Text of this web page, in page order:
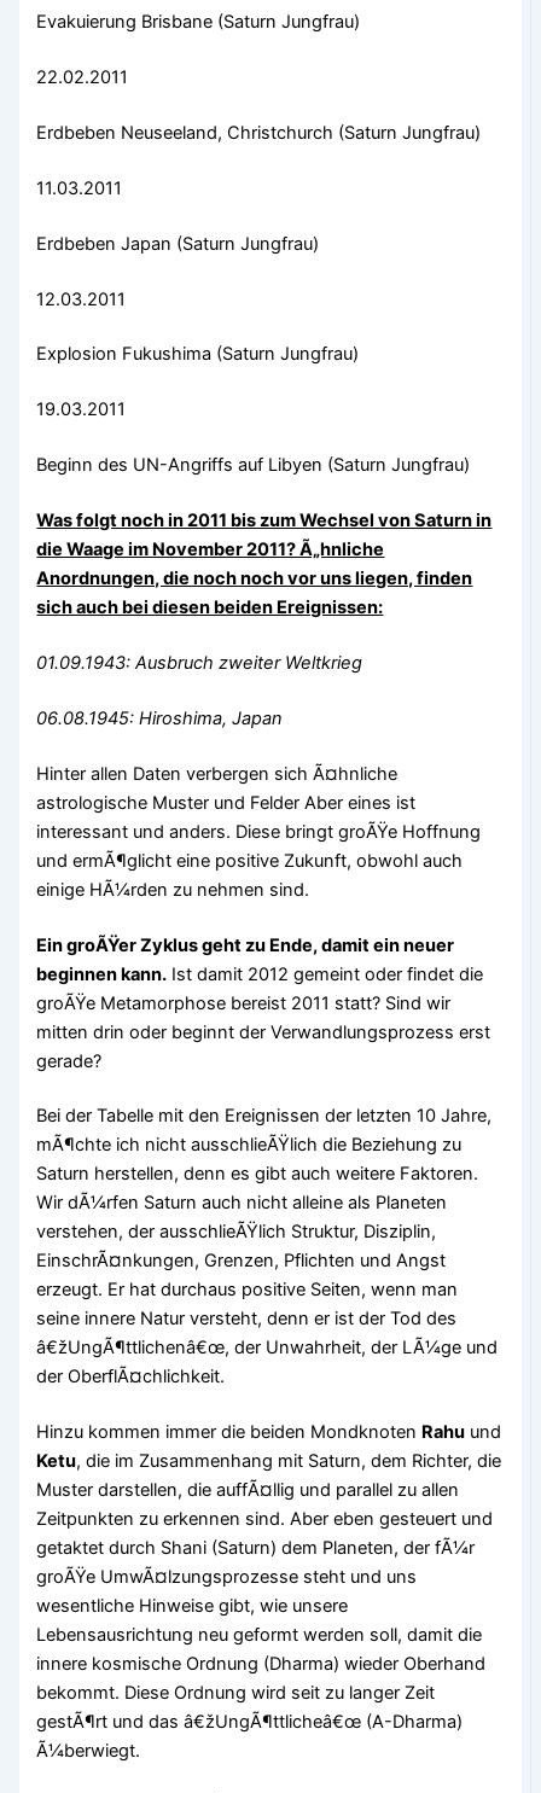
Evakuierung Brisbane (Saturn Jungfrau)
22.02.2011
Erdbeben Neuseeland, Christchurch (Saturn Jungfrau)
11.03.2011
Erdbeben Japan (Saturn Jungfrau)
12.03.2011
Explosion Fukushima (Saturn Jungfrau)
19.03.2011
Beginn des UN-Angriffs auf Libyen (Saturn Jungfrau)
Was folgt noch in 2011 bis zum Wechsel von Saturn in
die Waage im November 2011? Ã„hnliche
Anordnungen, die noch noch vor uns liegen, finden
sich auch bei diesen beiden Ereignissen:
01.09.1943: Ausbruch zweiter Weltkrieg
06.08.1945: Hiroshima, Japan
Hinter allen Daten verbergen sich Ã¤hnliche
astrologische Muster und Felder Aber eines ist
interessant und anders. Diese bringt groÃŸe Hoffnung
und ermÃ¶glicht eine positive Zukunft, obwohl auch
einige HÃ¼rden zu nehmen sind.
Ein groÃŸer Zyklus geht zu Ende, damit ein neuer
beginnen kann. Ist damit 2012 gemeint oder findet die
groÃŸe Metamorphose bereist 2011 statt? Sind wir
mitten drin oder beginnt der Verwandlungsprozess erst
gerade?
Bei der Tabelle mit den Ereignissen der letzten 10 Jahre,
mÃ¶chte ich nicht ausschlieÃŸlich die Beziehung zu
Saturn herstellen, denn es gibt auch weitere Faktoren.
Wir dÃ¼rfen Saturn auch nicht alleine als Planeten
verstehen, der ausschlieÃŸlich Struktur, Disziplin,
EinschrÃ¤nkungen, Grenzen, Pflichten und Angst
erzeugt. Er hat durchaus positive Seiten, wenn man
seine innere Natur versteht, denn er ist der Tod des
â€žUngÃ¶ttlichenâ€œ, der Unwahrheit, der LÃ¼ge und
der OberflÃ¤chlichkeit.
Hinzu kommen immer die beiden Mondknoten Rahu und
Ketu, die im Zusammenhang mit Saturn, dem Richter, die
Muster darstellen, die auffÃ¤llig und parallel zu allen
Zeitpunkten zu erkennen sind. Aber eben gesteuert und
getaktet durch Shani (Saturn) dem Planeten, der fÃ¼r
groÃŸe UmwÃ¤lzungsprozesse steht und uns
wesentliche Hinweise gibt, wie unsere
Lebensausrichtung neu geformt werden soll, damit die
innere kosmische Ordnung (Dharma) wieder Oberhand
bekommt. Diese Ordnung wird seit zu langer Zeit
gestÃ¶rt und das â€žUngÃ¶ttlicheâ€œ (A-Dharma)
Ã¼berwiegt.